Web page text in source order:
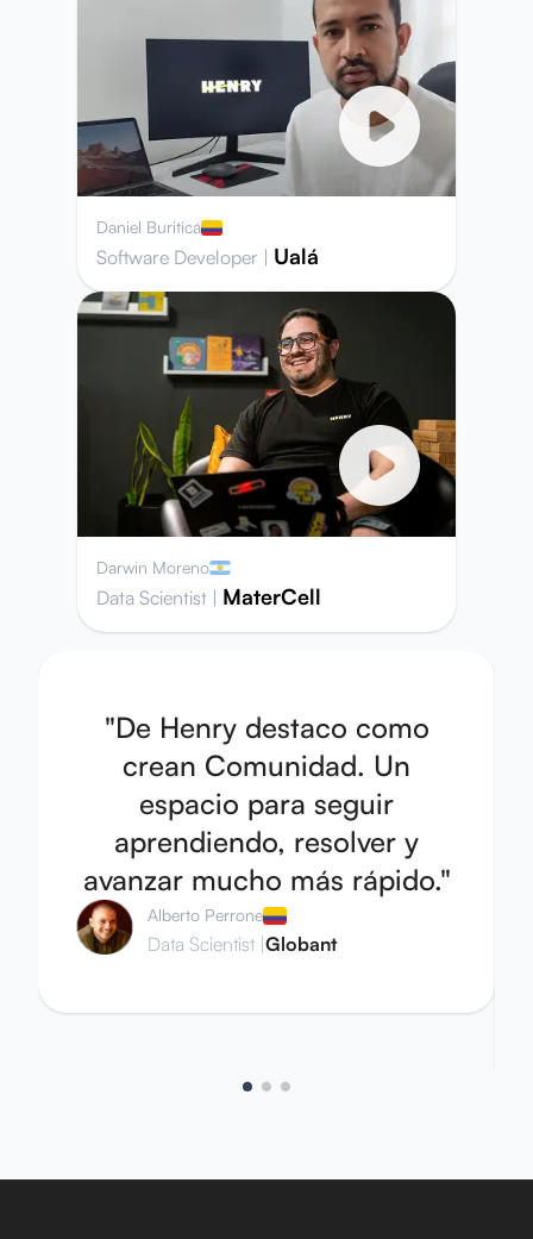
Daniel Buriticá
Software Developer | Ualá
Darwin Moreno
Data Scientist | MaterCell
"De Henry destaco como
crean Comunidad. Un
espacio para seguir
aprendiendo, resolver y
avanzar mucho más rápido."
Alberto Perrone
Data Scientist Globant